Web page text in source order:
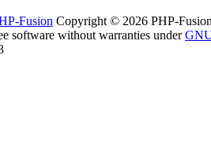
Fusion Copyright © 2026 PHP-
software without warranties under